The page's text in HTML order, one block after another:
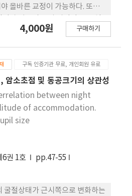
짐을 알 수 있었다. 따라서, 이에
적절한 기준이 필요할 것으로 사
올바른 교정이 가능하다. 또한
는 매우 중요한 부분이 된다. 따라
도움이 될 것으로 판단되어진
생 73명을 대상으로 사진 촬영을
렌즈삽입부에서 동공의 위치를
황금분할을 기준으로 조사하였다.
귀방향 편위의 평균은
방향 편위의 평균은 0.7mm(SD
방향 편위의 평균은 4.1(SD
평균은 0.6mm(SD 0.4)이었다.
안검의 상방 편위의 평균은
으며 하방 편위의 평균은
사 되었다. 결론: 조사된 자료를
4,000원 구매하기
구독 인증기관 무료, 개인회원 유료
암소초점 및 동공크기의 상관성
between night
of accommodation.
size
6권 1호
pp.47-55
굴절상태가 근시쪽으로 변화하는